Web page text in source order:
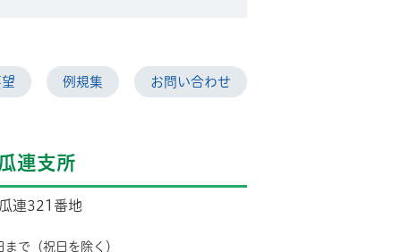
例規集 お問い合わせ
連支所
連321番地
で（祝日を除く）